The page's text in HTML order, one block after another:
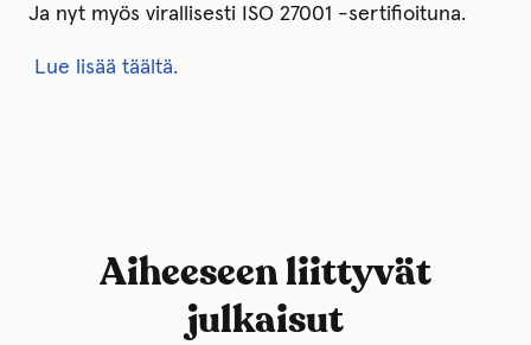
Ja nyt myös virallisesti ISO 27001 -sertifioituna.
Lue lisää täältä.
Aiheeseen liittyvät
julkaisut